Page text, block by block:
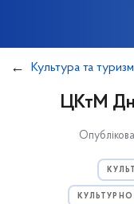
Культура та туризм
ЦКтМ